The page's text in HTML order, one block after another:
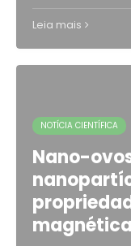
Leia mais
NOTÍCIA CIENTÍFICA
Nano-